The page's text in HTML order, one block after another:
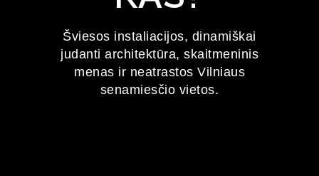
FESTIVALIS
2027 m. sausio 22–24 d.
Šviesos instaliacijos, dinamiškai
judanti architektūra, skaitmeninis
menas ir neatrastos Vilniaus
senamiesčio vietos.